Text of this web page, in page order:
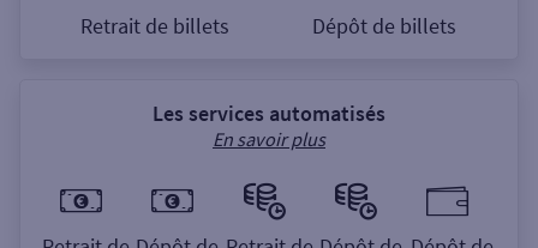
Retrait de billets Dépôt de billets
Les services automatisés
En savoir plus